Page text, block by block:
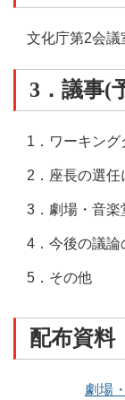
文化庁第2会
3．議事(
1．ワーキング
2．座長の選任
3．劇場・音楽
4．今後の議論
5．その他
配布資料
劇場